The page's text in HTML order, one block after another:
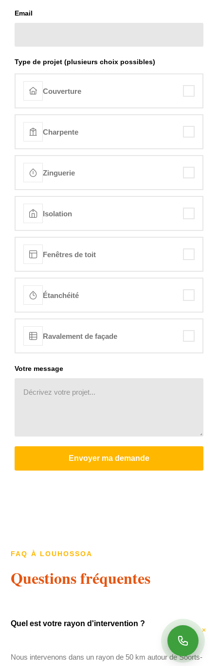
Email
Type de projet (plusieurs choix possibles)
Couverture
Charpente
Zinguerie
Isolation
Fenêtres de toit
Étanchéité
Ravalement de façade
Votre message
Envoyer ma demande
FAQ À LOUHOSSOA
Questions fréquentes
Quel est votre rayon d'intervention ?
Nous intervenons dans un rayon de 50 km autour de Soorts-